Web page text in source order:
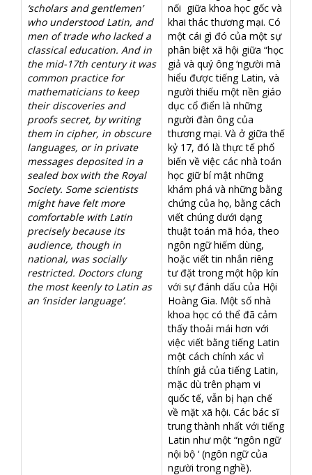
‘scholars and gentlemen’
who understood Latin, and
men of trade who lacked a
classical education. And in
the mid-17th century it was
common practice for
mathematicians to keep
their discoveries and
proofs secret, by writing
them in cipher, in obscure
languages, or in private
messages deposited in a
sealed box with the Royal
Society. Some scientists
might have felt more
comfortable with Latin
precisely because its
audience, though in
national, was socially
restricted. Doctors clung
the most keenly to Latin as
an ‘insider language’.
nối giữa khoa học gốc và
khai thác thương mại. Có
một cái gì đó của một sự
phân biệt xã hội giữa “học
giả và quý ông ‘người mà
hiểu được tiếng Latin, và
người thiếu một nền giáo
dục cổ điển là những
người đàn ông của
thương mại. Và ở giữa thế
kỷ 17, đó là thực tế phổ
biến về việc các nhà toán
học giữ bí mật những
khám phá và những bằng
chứng của họ, bằng cách
viết chúng dưới dạng
thuật toán mã hóa, theo
ngôn ngữ hiếm dùng,
hoặc viết tin nhắn riêng
tư đặt trong một hộp kín
với sự đánh dấu của Hội
Hoàng Gia. Một số nhà
khoa học có thể đã cảm
thấy thoải mái hơn với
việc viết bằng tiếng Latin
một cách chính xác vì
thính giả của tiếng Latin,
mặc dù trên phạm vi
quốc tế, vẫn bị hạn chế
về mặt xã hội. Các bác sĩ
trung thành nhất với tiếng
Latin như một “ngôn ngữ
nội bộ ‘ (ngôn ngữ của
người trong nghề).